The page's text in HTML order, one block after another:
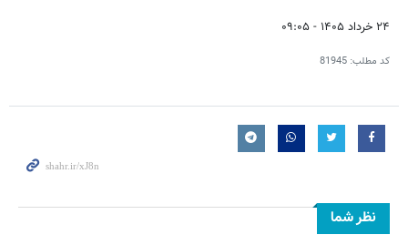
۲۴ خرداد ۱۴۰۵ - ۰۹:۰۵
کد مطلب: 81945
نظر شما